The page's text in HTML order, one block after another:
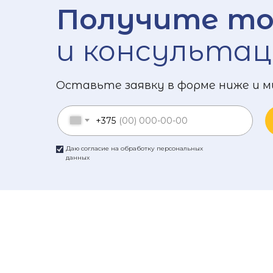
Получите
и
Оставьте заявку в форме ниже и
Даю согласие на обработку персональных
данных
+375